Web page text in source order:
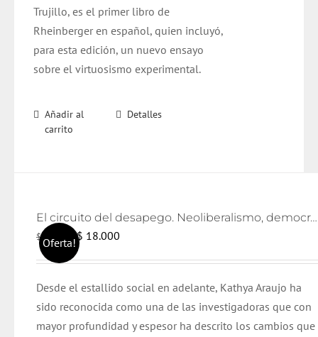
Trujillo, es el primer libro de
Rheinberger en español, quien incluyó,
para esta edición, un nuevo ensayo
sobre el virtuosismo experimental.
Añadir al
carrito
Detalles
Oferta!
El circuito del desapego. Neoliberalismo, democratización y lazo social
$19.000
El
precio
era:
$ 19.000.
$ 18.000
es:
$ 18.000.
Desde el estallido social en adelante, Kathya Araujo ha
sido reconocida como una de las investigadoras que con
mayor profundidad y espesor ha descrito los cambios que